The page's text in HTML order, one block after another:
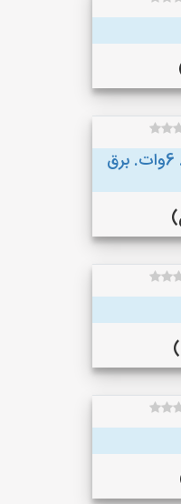
لامپ اشکی لوستری. e14. فلامنتی. 6وات. برق